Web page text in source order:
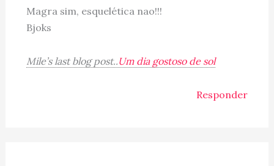
Magra sim, esquelética nao!!!
Bjoks
Mile’s last blog post..Um dia gostoso de sol
Responder